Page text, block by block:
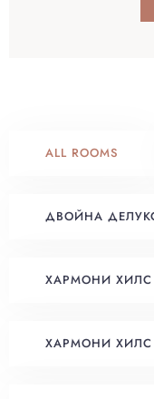
ALL ROOMS
ДВОЙНА
ХАРМОНИ ХИЛС
ХАРМОНИ ХИЛС